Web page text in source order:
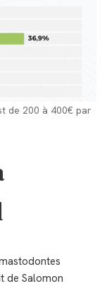
de 200 à 400€ par
de Salomon